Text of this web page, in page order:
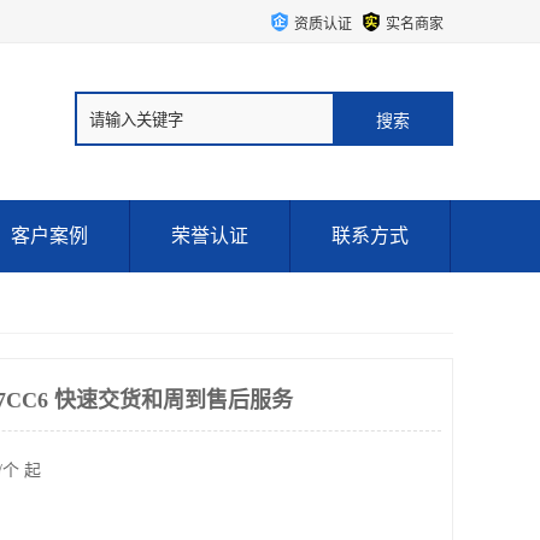
资质认证 实名商家
客户案例 荣誉认证 联系方式
快速交货和周到售后服务
起